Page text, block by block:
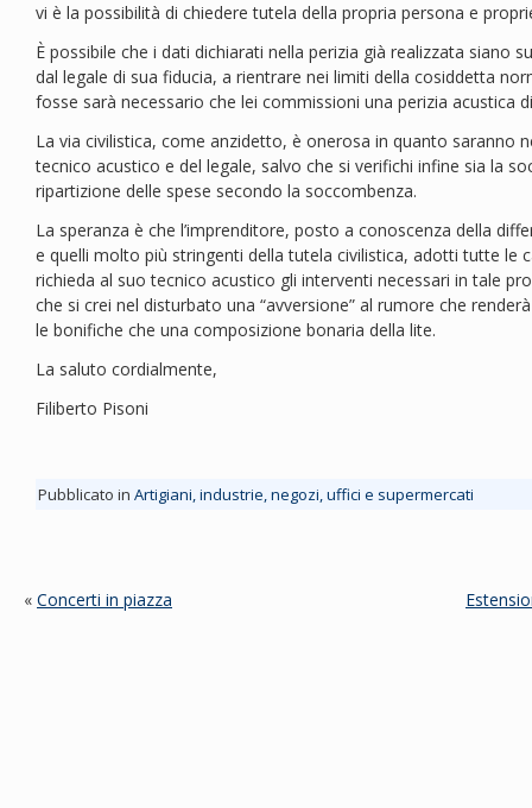
vi è la possibilità di chiedere tutela della propria persona e
È possibile che i dati dichiarati nella perizia già realizzata siano
dal legale di sua fiducia, a rientrare nei limiti della cosiddetta
fosse sarà necessario che lei commissioni una perizia acustica
La via civilistica, come anzidetto, è onerosa in quanto saranno
tecnico acustico e del legale, salvo che si verifichi infine sia la
ripartizione delle spese secondo la soccombenza.
La speranza è che l’imprenditore, posto a conoscenza della
e quelli molto più stringenti della tutela civilistica, adotti tutte le
richieda al suo tecnico acustico gli interventi necessari in tale
che si crei nel disturbato una “avversione” al rumore che
le bonifiche che una composizione bonaria della lite.
La saluto cordialmente,
Filiberto Pisoni
Pubblicato in Artigiani, industrie, negozi, uffici e supermercati
« Concerti in piazza